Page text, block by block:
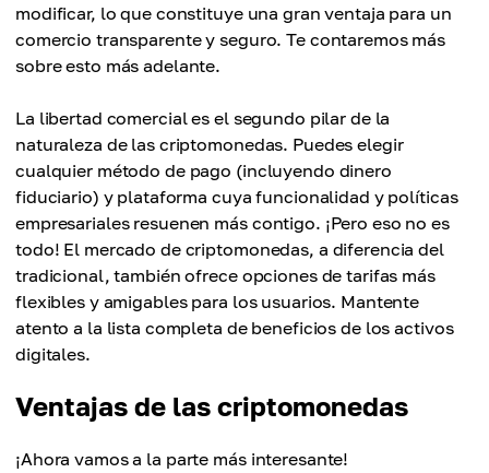
modificar, lo que constituye una gran ventaja para un
comercio transparente y seguro. Te contaremos más
sobre esto más adelante.
La libertad comercial es el segundo pilar de la
naturaleza de las criptomonedas. Puedes elegir
cualquier método de pago (incluyendo dinero
fiduciario) y plataforma cuya funcionalidad y políticas
empresariales resuenen más contigo. ¡Pero eso no es
todo! El mercado de criptomonedas, a diferencia del
tradicional, también ofrece opciones de tarifas más
flexibles y amigables para los usuarios. Mantente
atento a la lista completa de beneficios de los activos
digitales.
Ventajas de las criptomonedas
¡Ahora vamos a la parte más interesante!